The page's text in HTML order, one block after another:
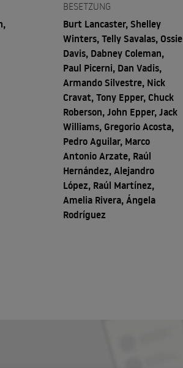
BESETZUNG
Burt Lancaster, Shelley
Winters, Telly Savalas, Ossie
Davis, Dabney Coleman,
Paul Picerni, Dan Vadis,
Armando Silvestre, Nick
Cravat, Tony Epper, Chuck
Roberson, John Epper, Jack
Williams, Gregorio Acosta,
Pedro Aguilar, Marco
Antonio Arzate, Raúl
Hernández, Alejandro
López, Raúl Martínez,
Amelia Rivera, Ángela
Rodríguez